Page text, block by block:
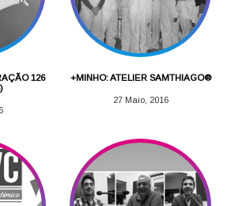
126
+MINHO: ATELIER SAMTHIAGO®
27 Maio, 2016